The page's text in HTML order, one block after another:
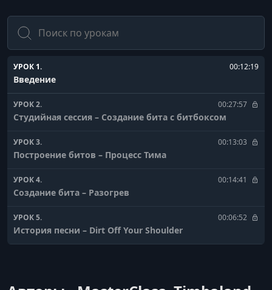
Поиск
УРОК 1. 00:12:19
Введение
УРОК 2. 00:27:57
Студийная сессия – Создание бита с битбоксом
УРОК 3. 00:13:03
Построение битов – Процесс Тима
УРОК 4. 00:14:41
Создание бита – Разогрев
УРОК 5. 00:06:52
История песни – Dirt Off Your Shoulder